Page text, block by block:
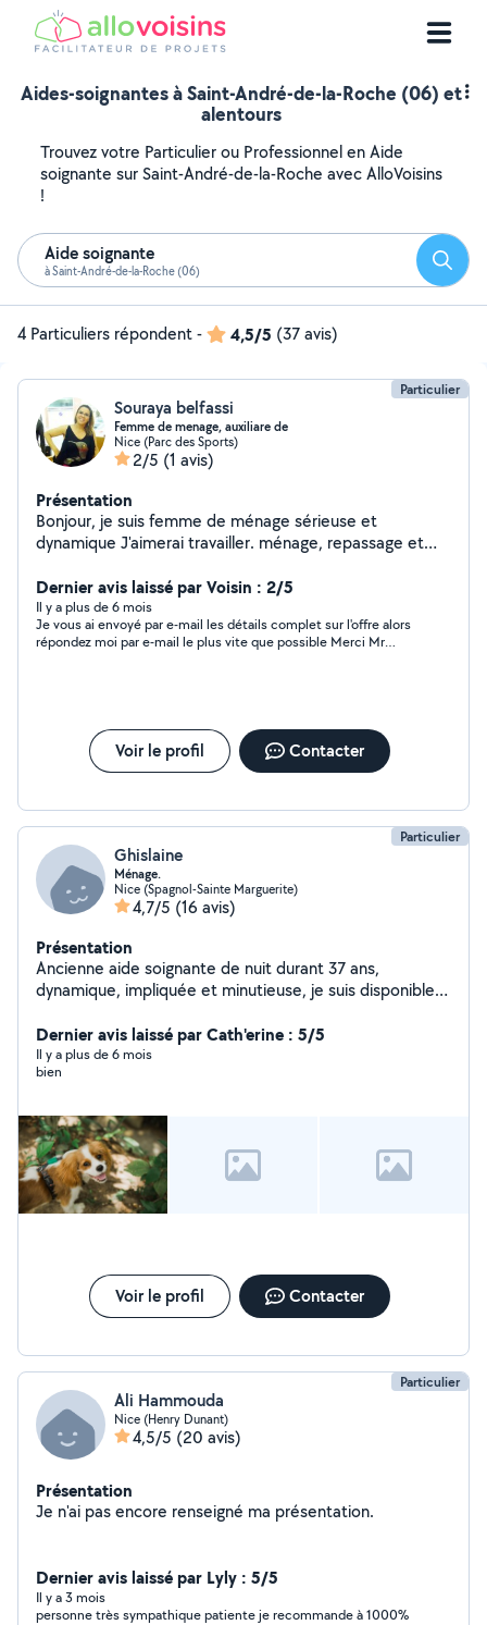
Aides-soignantes à Saint-André-de-la-Roche (06) et
alentours
Trouvez votre Particulier ou Professionnel en Aide
soignante sur Saint-André-de-la-Roche avec AlloVoisins
!
Aide soignante
à Saint-André-de-la-Roche (06)
4 Particuliers répondent- 4,5/5 (37 avis)
Particulier
Souraya belfassi
Femme de menage, auxiliare de
Nice (Parc des Sports)
2/5 (1 avis)
Présentation
Bonjour, je suis femme de ménage sérieuse et
dynamique J'aimerai travailler. ménage, repassage et
Dernier avis laissé par Voisin : 2/5
Il y a plus de 6 mois
Je vous ai envoyé par e-mail les détails complet sur l'offre alors
répondez moi par e-mail le plus vite que possible Merci Mr
Voir le profil Contacter
Particulier
Ghislaine
Ménage.
Nice (Spagnol-Sainte Marguerite)
4,7/5 (16 avis)
Présentation
Ancienne aide soignante de nuit durant 37 ans,
dynamique, impliquée et minutieuse, je suis disponible
ménage. Je parle couramment anglais et je suis
véhiculée. Tel : 06/18/49/72/84.
Dernier avis laissé par Cath'erine : 5/5
Il y a plus de 6 mois
bien
Voir le profil Contacter
Particulier
Ali Hammouda
Nice (Henry Dunant)
4,5/5 (20 avis)
Présentation
Je n'ai pas encore renseigné ma présentation.
Dernier avis laissé par Lyly : 5/5
Il y a 3 mois
personne très sympathique patiente je recommande à 1000%